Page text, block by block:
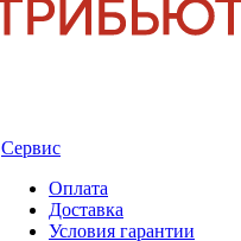
Сервис
Оплата
Доставка
Условия гарантии